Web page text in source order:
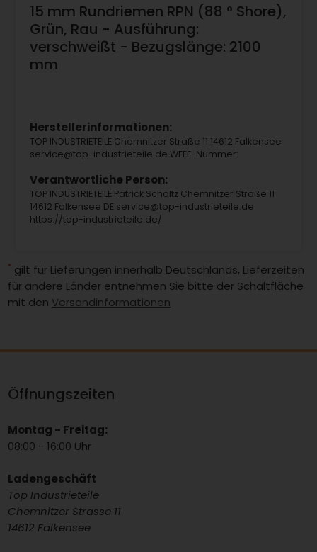
15 mm Rundriemen RPN (88 ° Shore),
Grün, Rau - Ausführung:
verschweißt - Bezugslänge: 2100
mm
Herstellerinformationen:
TOP INDUSTRIETEILE Chemnitzer Straße 11 14612 Falkensee
service@top-industrieteile.de WEEE-Nummer:
Verantwortliche Person:
TOP INDUSTRIETEILE Patrick Scholtz Chemnitzer Straße 11
14612 Falkensee DE service@top-industrieteile.de
https://top-industrieteile.de/
* gilt für Lieferungen innerhalb Deutschlands, Lieferzeiten
für andere Länder entnehmen Sie bitte der Schaltfläche
mit den Versandinformationen
Öffnungszeiten
Montag - Freitag:
08:00 - 16:00 Uhr
Ladengeschäft
Top Industrieteile
Chemnitzer Strasse 11
14612 Falkensee